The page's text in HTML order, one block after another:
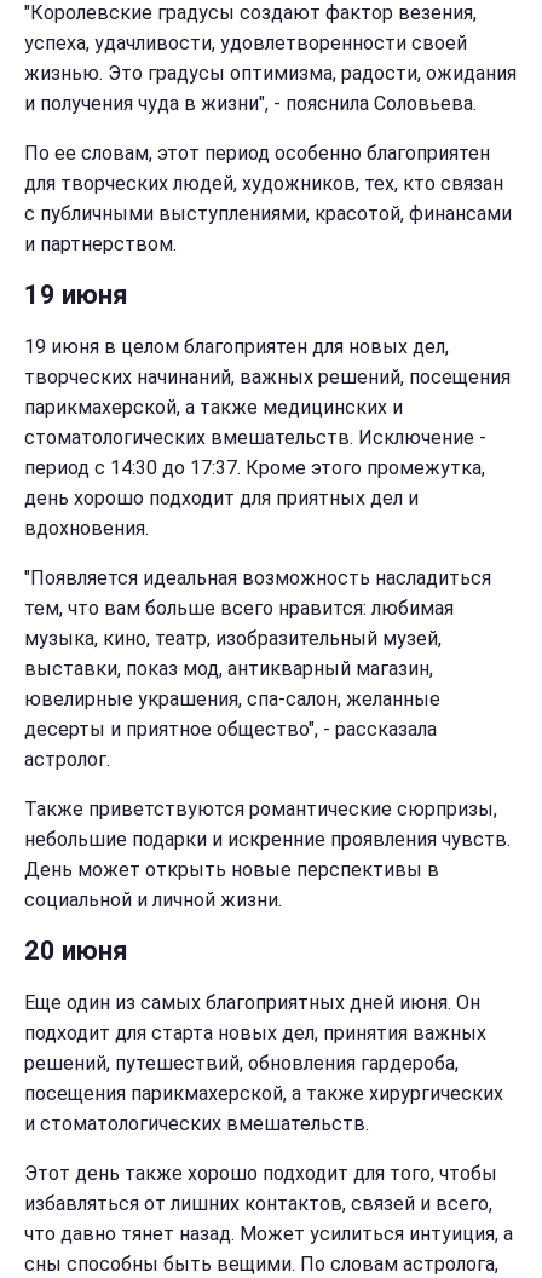
"Королевские градусы создают фактор везения,
успеха, удачливости, удовлетворенности своей
жизнью. Это градусы оптимизма, радости, ожидания
и получения чуда в жизни", - пояснила Соловьева.
По ее словам, этот период особенно благоприятен
для творческих людей, художников, тех, кто связан
с публичными выступлениями, красотой, финансами
и партнерством.
19 июня
19 июня в целом благоприятен для новых дел,
творческих начинаний, важных решений, посещения
парикмахерской, а также медицинских и
стоматологических вмешательств. Исключение -
период с 14:30 до 17:37. Кроме этого промежутка,
день хорошо подходит для приятных дел и
вдохновения.
"Появляется идеальная возможность насладиться
тем, что вам больше всего нравится: любимая
музыка, кино, театр, изобразительный музей,
выставки, показ мод, антикварный магазин,
ювелирные украшения, спа-салон, желанные
десерты и приятное общество", - рассказала
астролог.
Также приветствуются романтические сюрпризы,
небольшие подарки и искренние проявления чувств.
День может открыть новые перспективы в
социальной и личной жизни.
20 июня
Еще один из самых благоприятных дней июня. Он
подходит для старта новых дел, принятия важных
решений, путешествий, обновления гардероба,
посещения парикмахерской, а также хирургических
и стоматологических вмешательств.
Этот день также хорошо подходит для того, чтобы
избавляться от лишних контактов, связей и всего,
что давно тянет назад. Может усилиться интуиция, а
сны способны быть вещими. По словам астролога,